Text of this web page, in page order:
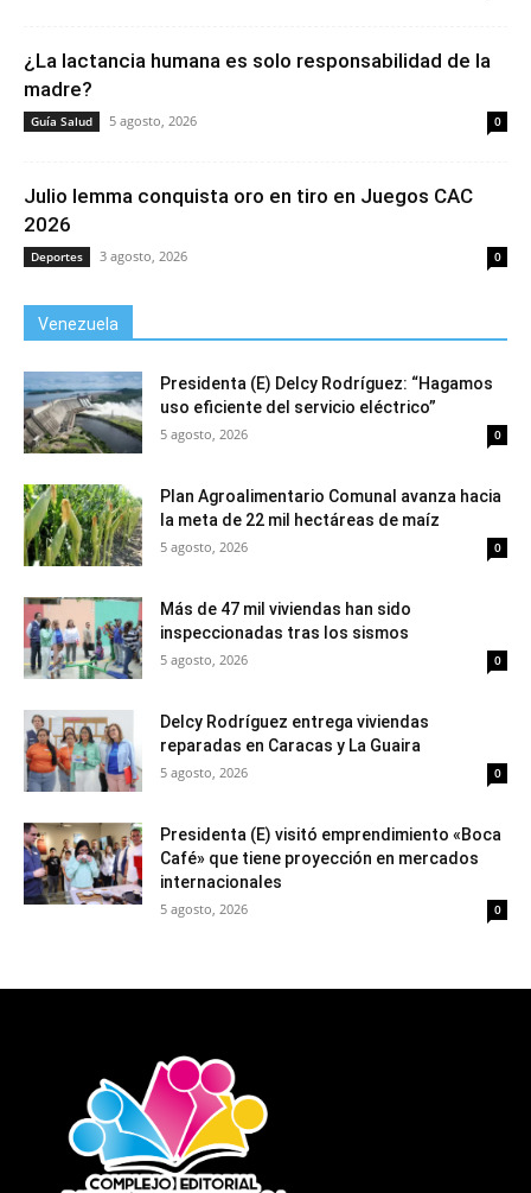
¿La lactancia humana es solo responsabilidad de la
madre?
Guía Salud 5 agosto, 2026 0
Julio Iemma conquista oro en tiro en Juegos CAC
2026
Deportes 3 agosto, 2026 0
Venezuela
Presidenta (E) Delcy Rodríguez: “Hagamos
uso eficiente del servicio eléctrico”
5 agosto, 2026 0
Plan Agroalimentario Comunal avanza hacia
la meta de 22 mil hectáreas de maíz
5 agosto, 2026 0
Más de 47 mil viviendas han sido
inspeccionadas tras los sismos
5 agosto, 2026 0
Delcy Rodríguez entrega viviendas
reparadas en Caracas y La Guaira
5 agosto, 2026 0
Presidenta (E) visitó emprendimiento «Boca
Café» que tiene proyección en mercados
internacionales
5 agosto, 2026 0